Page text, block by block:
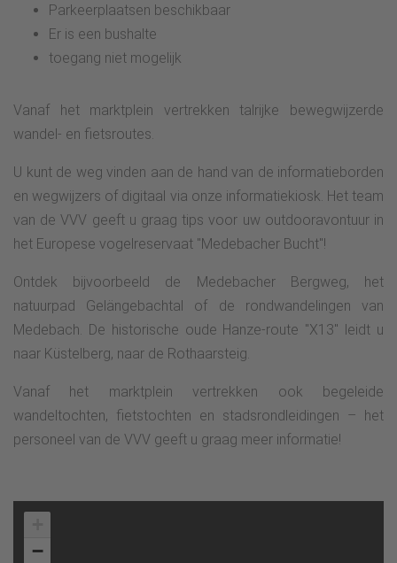
Parkeerplaatsen beschikbaar
Er is een bushalte
toegang niet mogelijk
Vanaf het marktplein vertrekken talrijke bewegwijzerde
wandel- en fietsroutes.
U kunt de weg vinden aan de hand van de informatieborden
en wegwijzers of digitaal via onze informatiekiosk. Het team
van de VVV geeft u graag tips voor uw outdooravontuur in
het Europese vogelreservaat "Medebacher Bucht"!
Ontdek bijvoorbeeld de Medebacher Bergweg, het
natuurpad Gelängebachtal of de rondwandelingen van
Medebach. De historische oude Hanze-route "X13" leidt u
naar Küstelberg, naar de Rothaarsteig.
Vanaf het marktplein vertrekken ook begeleide
wandeltochten, fietstochten en stadsrondleidingen – het
personeel van de VVV geeft u graag meer informatie!
−